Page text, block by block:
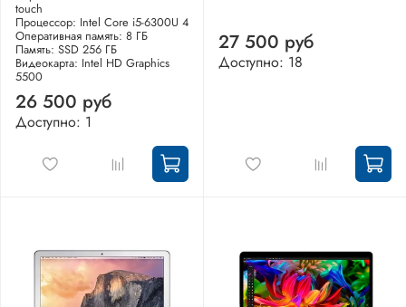
touch
Процессор: Intel Core i5-6300U 4
Оперативная память: 8 ГБ
Память: SSD 256 ГБ
Видеокарта: Intel HD Graphics
5500
26 500 руб
Доступно: 1
27 500 руб
Доступно: 18